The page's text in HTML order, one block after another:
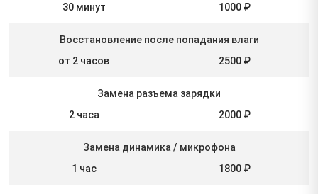
30 минут
1000 ₽
Восстановление после попадания влаги
от 2 часов
2500 ₽
Замена разъема зарядки
2 часа
2000 ₽
Замена динамика / микрофона
1 час
1800 ₽